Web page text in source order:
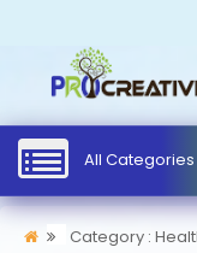
All Categories
Category :